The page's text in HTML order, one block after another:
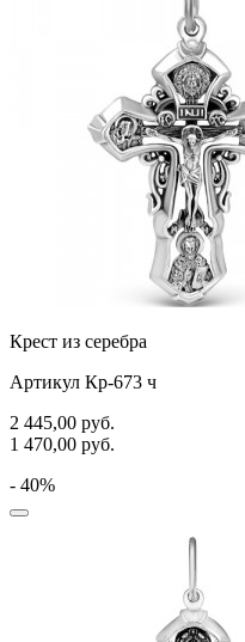
Крест из серебра
Артикул Кр-673 ч
2 445,00 руб.
1 470,00 руб.
- 40%